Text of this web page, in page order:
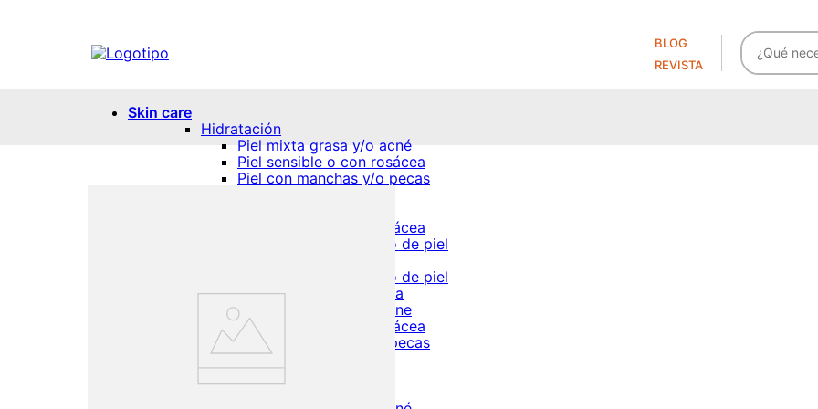
BLOG
REVISTA
Skin care
Hidratación
Piel mixta grasa y/o acné
Piel sensible o con rosácea
Piel con manchas y/o pecas
Piel sensible o con rosácea
Piel normal o todo tipo de piel
Piel normal o todo tipo de piel
Piel seca y/o envejecida
Piel mixta grasa y/o acne
Piel sensible o con rosácea
Piel con manchas y/o pecas
Contorno de ojos